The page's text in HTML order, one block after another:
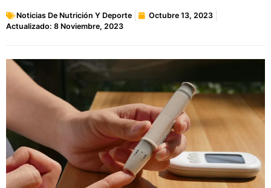
Noticias De Nutrición Y Deporte
Octubre 13, 2023
Actualizado: 8 Noviembre, 2023